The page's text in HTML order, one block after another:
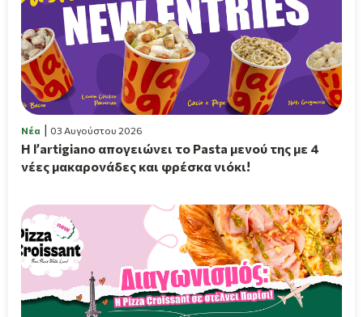
Νέα 03 Αυγούστου 2026
Η l’artigiano απογειώνει το Pasta μενού της με 4
νέες μακαρονάδες και φρέσκα νιόκι!